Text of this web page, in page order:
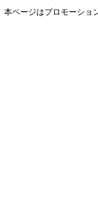
本ページはプロモーショ